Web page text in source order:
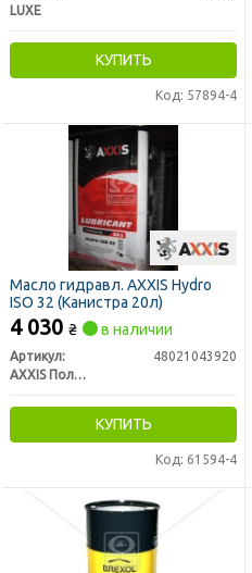
LUXE
КУПИТЬ
Код: 57894-4
Масло гидравл. AXXIS Hydro
ISO 32 (Канистра 20л)
4 030 ₴ в наличии
Артикул:
48021043920
AXXIS Польша
КУПИТЬ
Код: 61594-4